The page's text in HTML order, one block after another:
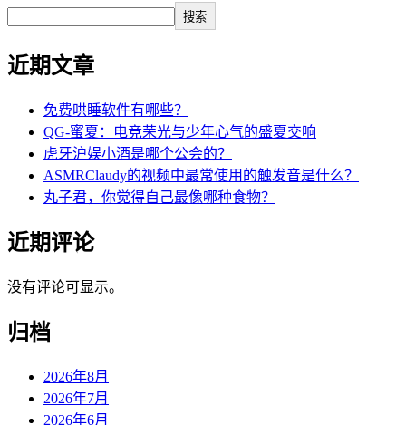
搜索
近期文章
免费哄睡软件有哪些？
QG-蜜夏：电竞荣光与少年心气的盛夏交响
虎牙沪娱小酒是哪个公会的？
ASMRClaudy的视频中最常使用的触发音是什么？
丸子君，你觉得自己最像哪种食物？
近期评论
没有评论可显示。
归档
2026年8月
2026年7月
2026年6月